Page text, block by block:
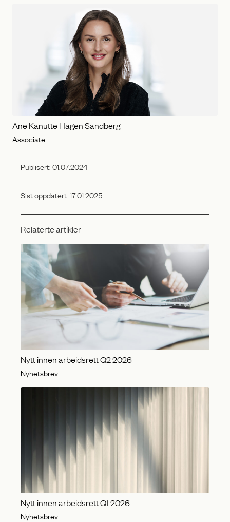
Ane Kanutte Hagen Sandberg
Associate
Publisert:01.07.2024
Sist oppdatert:17.01.2025
Relaterte artikler
Nytt innen arbeidsrett Q2 2026
Nyhetsbrev
Nytt innen arbeidsrett Q1 2026
Nyhetsbrev